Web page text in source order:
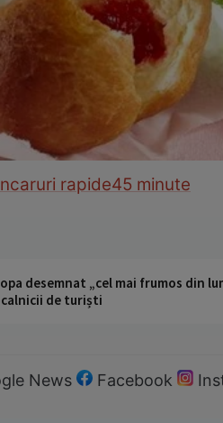
rapide45 minute
desemnat „cel mai frumos din
de turiști
News Facebook